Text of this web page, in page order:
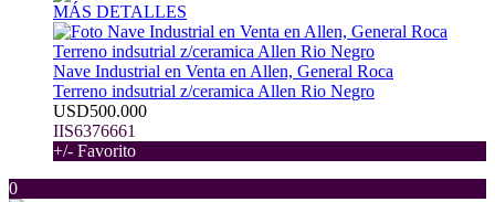
MÁS DETALLES
Nave Industrial en Venta en Allen, General Roca
Terreno indsutrial z/ceramica Allen Rio Negro
USD500.000
IIS6376661
+/- Favorito
0